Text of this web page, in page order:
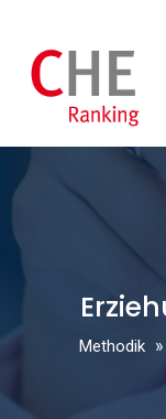
Methodik »